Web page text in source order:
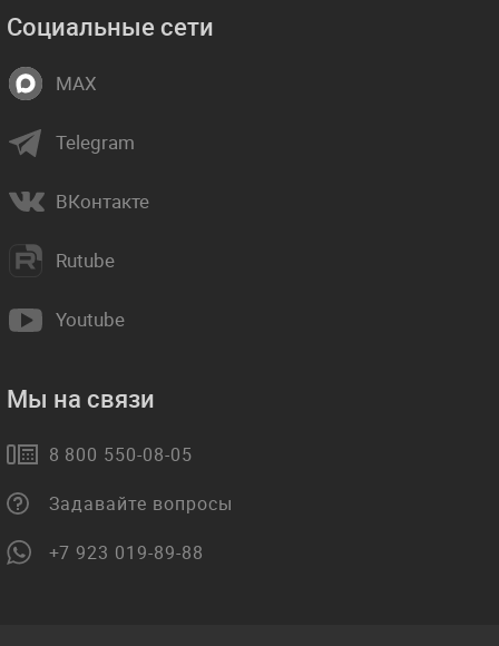
Социальные сети
MAX
Telegram
ВКонтакте
Rutube
Youtube
Мы на связи
8 800 550-08-05
Задавайте вопросы
+7 923 019-89-88